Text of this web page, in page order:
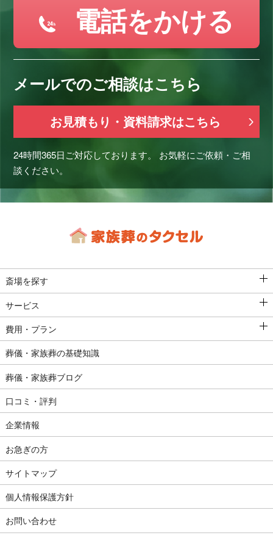
電話をかける
メールでのご相談はこちら
お見積もり・資料請求はこちら
24時間365日ご対応しております。
お気軽にご依頼・ご相
談ください。
斎場を探す
サービス
費用・プラン
葬儀・家族葬の基礎知識
葬儀・家族葬ブログ
口コミ・評判
企業情報
お急ぎの方
サイトマップ
個人情報保護方針
お問い合わせ